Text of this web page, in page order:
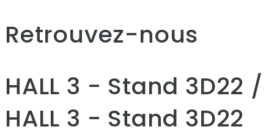
Retrouvez-nous
HALL 3 - Stand 3D22 /
HALL 3 - Stand 3D22